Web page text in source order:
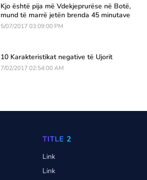
Kjo është pija më Vdekjeprurëse në Botë,
mund të marrë jetën brenda 45 minutave
5/07/2017 03:09:00 PM
10 Karakteristikat negative të Ujorit
7/02/2017 02:54:00 AM
TITLE 2
Link
Link